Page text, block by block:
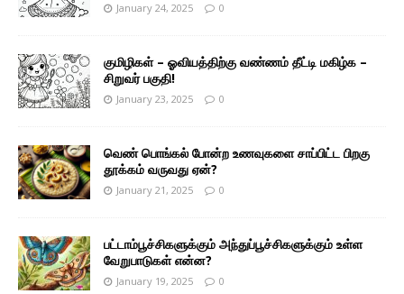
January 24, 2025 0
குமிழிகள் – ஓவியத்திற்கு வண்ணம் தீட்டி மகிழ்க –
சிறுவர் பகுதி!
January 23, 2025 0
வெண் பொங்கல் போன்ற உணவுகளை சாப்பிட்ட பிறகு
தூக்கம் வருவது ஏன்?
January 21, 2025 0
பட்டாம்பூச்சிகளுக்கும் அந்துப்பூச்சிகளுக்கும் உள்ள
வேறுபாடுகள் என்ன?
January 19, 2025 0